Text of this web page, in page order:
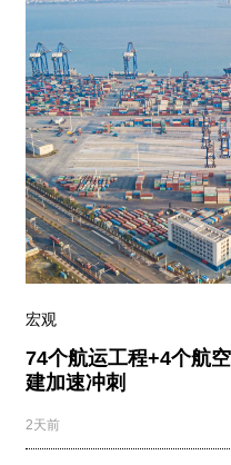
宏观
74个航运工程+4个航
建加速冲刺
2天前